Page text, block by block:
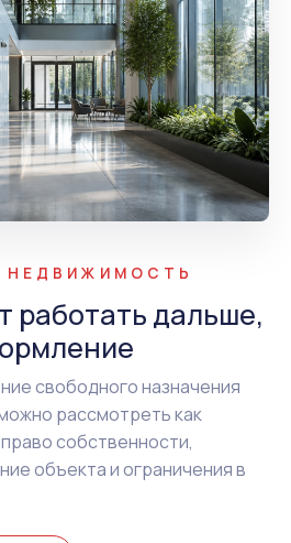
НЕДВИЖИМОСТЬ
работать дальше,
свободного назначения
рассмотреть как
собственности,
объекта и ограничения в